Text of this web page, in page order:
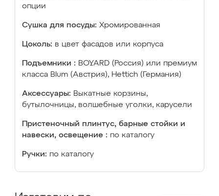
опции
Сушка для посуды: Хромированная
Цоколь: в цвет фасадов или корпуса
Подъемники : BOYARD (Россия) или премиум
класса Blum (Австрия), Hettich (Германия)
Аксессуары: Выкатные корзины,
бутылочницы, волшебные уголки, карусели
Пристеночный плинтус, барные стойки и
навески, освещение : по каталогу
Ручки: по каталогу